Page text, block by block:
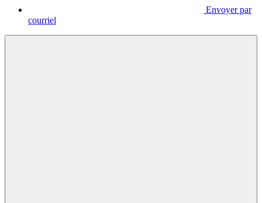
Envoyer par
courriel